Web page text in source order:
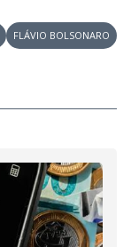
FLÁVIO BOLSONARO